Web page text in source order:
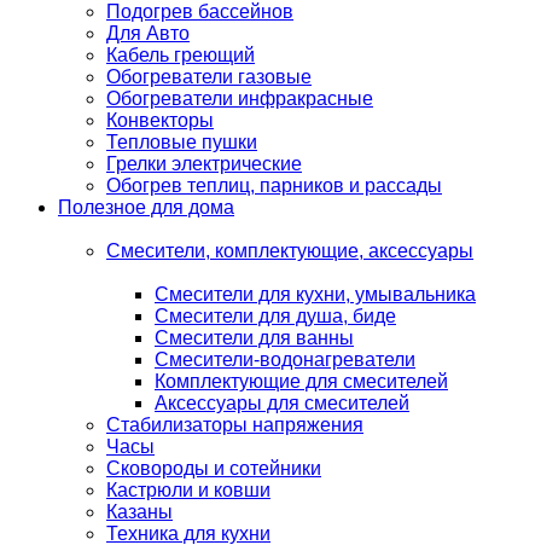
Подогрев бассейнов
Для Авто
Кабель греющий
Обогреватели газовые
Обогреватели инфракрасные
Конвекторы
Тепловые пушки
Грелки электрические
Обогрев теплиц, парников и рассады
Полезное для дома
Смесители, комплектующие, аксессуары
Смесители для кухни, умывальника
Смесители для душа, биде
Смесители для ванны
Смесители-водонагреватели
Комплектующие для смесителей
Аксессуары для смесителей
Стабилизаторы напряжения
Часы
Сковороды и сотейники
Кастрюли и ковши
Казаны
Техника для кухни